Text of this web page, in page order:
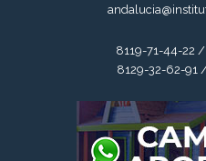
8119-71-44-22
8129-32-62-91